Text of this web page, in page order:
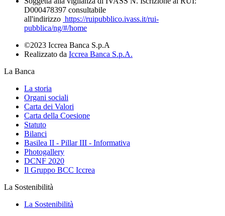
D000478397 consultabile
all'indirizzo https://ruipubblico.ivass.it/rui-
pubblica/ng/#/home
©2023 Iccrea Banca S.p.A
Realizzato da Iccrea Banca S.p.A.
La Banca
La storia
Organi sociali
Carta dei Valori
Carta della Coesione
Statuto
Bilanci
Basilea II - Pillar III - Informativa
Photogallery
DCNF 2020
Il Gruppo BCC Iccrea
La Sostenibilità
La Sostenibilità